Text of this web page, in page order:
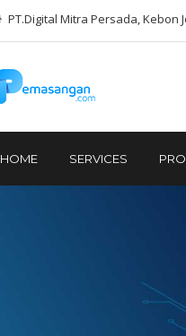
PT.Digital Mitra Persada, Kebon
HOME SERVICES